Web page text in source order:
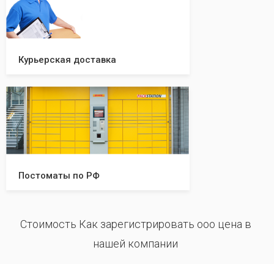
Курьерская доставка
Постоматы по РФ
Стоимость Как зарегистрировать ооо цена в
нашей компании